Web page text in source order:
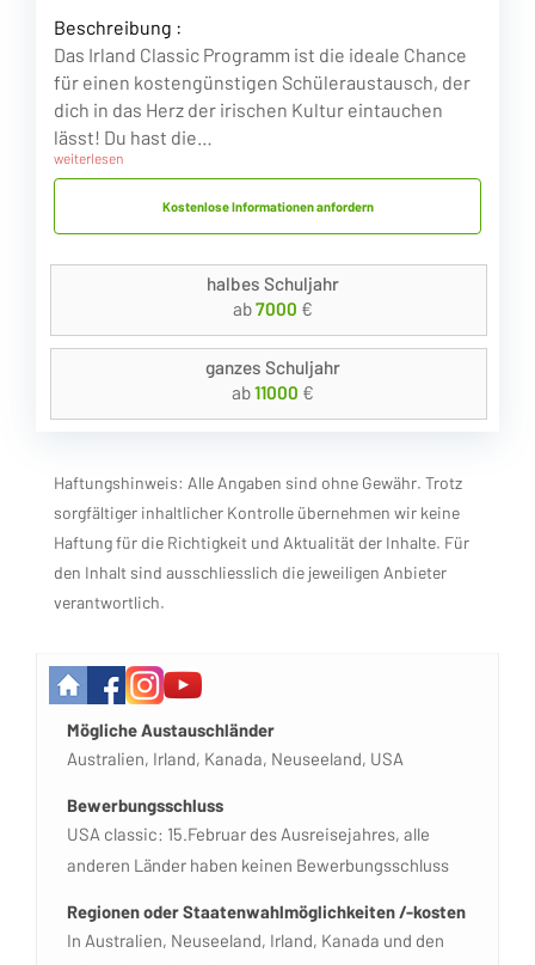
Beschreibung :
Das Irland Classic Programm ist die ideale Chance
für einen kostengünstigen Schüleraustausch, der
dich in das Herz der irischen Kultur eintauchen
lässt! Du hast die…
weiterlesen
Kostenlose Informationen anfordern
halbes Schuljahr
ab7000 €
ganzes Schuljahr
ab11000 €
Haftungshinweis: Alle Angaben sind ohne Gewähr. Trotz
sorgfältiger inhaltlicher Kontrolle übernehmen wir keine
Haftung für die Richtigkeit und Aktualität der Inhalte. Für
den Inhalt sind ausschliesslich die jeweiligen Anbieter
verantwortlich.
Mögliche Austauschländer
Australien, Irland, Kanada, Neuseeland, USA
Bewerbungsschluss
USA classic: 15.Februar des Ausreisejahres, alle
anderen Länder haben keinen Bewerbungsschluss
Regionen oder Staatenwahlmöglichkeiten /-kosten
In Australien, Neuseeland, Irland, Kanada und den